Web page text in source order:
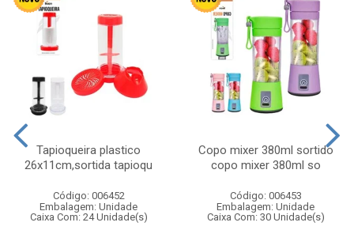
Tapioqueira plastico
26x11cm,sortida tapioqu
Código: 006452
Embalagem: Unidade
Caixa Com: 24 Unidade(s)
Copo mixer 380ml sortido
copo mixer 380ml so
Código: 006453
Embalagem: Unidade
Caixa Com: 30 Unidade(s)